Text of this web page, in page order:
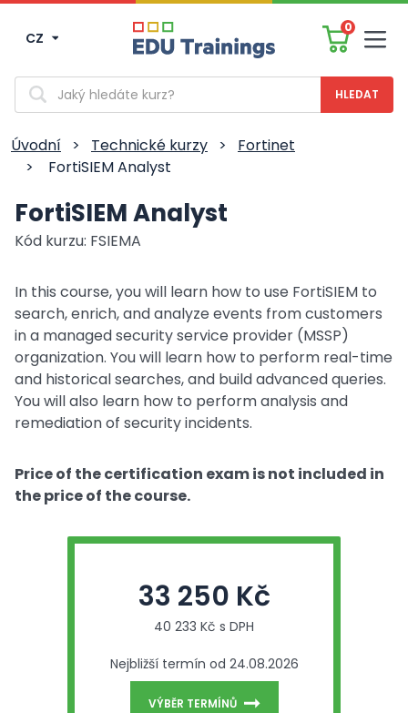
CZ
0
Vyhledávání
Úvodní > Technické kurzy >
Fortinet
>
FortiSIEM Analyst
FortiSIEM Analyst
Kód kurzu: FSIEMA
In this course, you will learn how to use FortiSIEM to
search, enrich, and analyze events from customers
in a managed security service provider (MSSP)
organization. You will learn how to perform real-time
and historical searches, and build advanced queries.
You will also learn how to perform analysis and
remediation of security incidents.
Price of the certification exam is not included in
the price of the course.
33 250 Kč
40 233 Kč s DPH
Nejbližší termín od 24.08.2026
VÝBĚR TERMÍNŮ